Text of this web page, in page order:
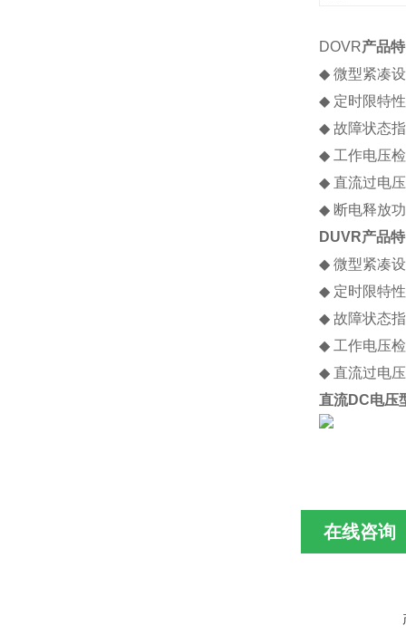
DOVR产品
◆ 微型紧凑
◆ 定时限特性
◆ 故障状态
◆ 工作电压
◆ 直流过电压
◆ 断电释放
DUVR产品
◆ 微型紧凑
◆ 定时限特性
◆ 故障状态
◆ 工作电压
◆ 直流过电压
直流DC电压
在线咨询